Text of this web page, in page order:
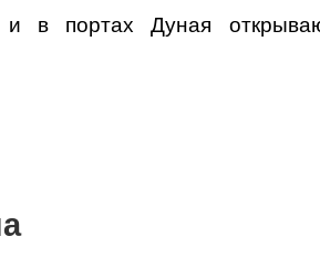
и в портах Дуная